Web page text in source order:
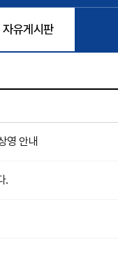
자유게시판
영 안내
.